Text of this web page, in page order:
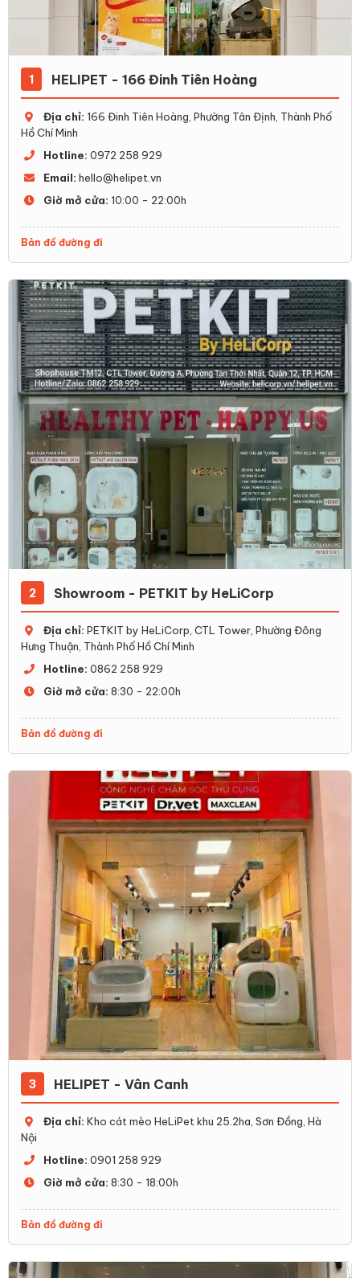
1 HELIPET - 166 Đinh Tiên Hoàng
Địa chỉ: 166 Đinh Tiên Hoàng, Phường Tân Định, Thành Phố
Hồ Chí Minh
Hotline: 0972 258 929
Email: hello@helipet.vn
Giờ mở cửa: 10:00 - 22:00h
Bản đồ đường đi
2 Showroom - PETKIT by HeLiCorp
Địa chỉ: PETKIT by HeLiCorp, CTL Tower, Phường Đông
Hưng Thuận, Thành Phố Hồ Chí Minh
Hotline: 0862 258 929
Giờ mở cửa: 8:30 - 22:00h
Bản đồ đường đi
3 HELIPET - Vân Canh
Địa chỉ: Kho cát mèo HeLiPet khu 25.2ha, Sơn Đồng, Hà
Nội
Hotline: 0901 258 929
Giờ mở cửa: 8:30 - 18:00h
Bản đồ đường đi